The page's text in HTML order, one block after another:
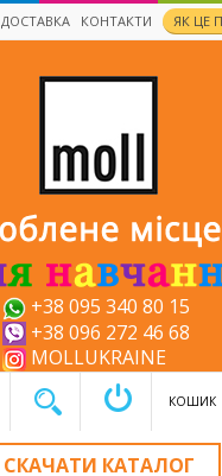
ДОСТАВКА КОНТАКТИ ЯК ЦЕ
+38 095 340 80 15
+38 096 272 46 68
MOLLUKRAINE
КОШИК
СКАЧАТИ КАТАЛОГ